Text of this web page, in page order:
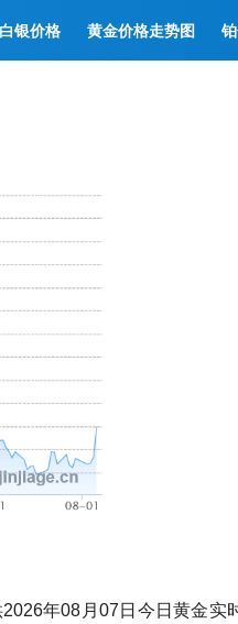
白银价格 黄金价格走势图
年08月07日今日黄金实